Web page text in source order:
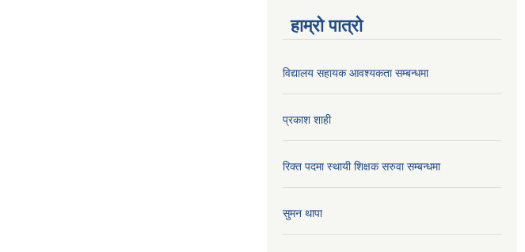
हाम्रो पात्रो
विद्यालय सहायक आवश्यकता सम्बन्धमा
प्रकाश शाही
रिक्त पदमा स्थायी शिक्षक सरुवा सम्बन्धमा
सुमन थापा